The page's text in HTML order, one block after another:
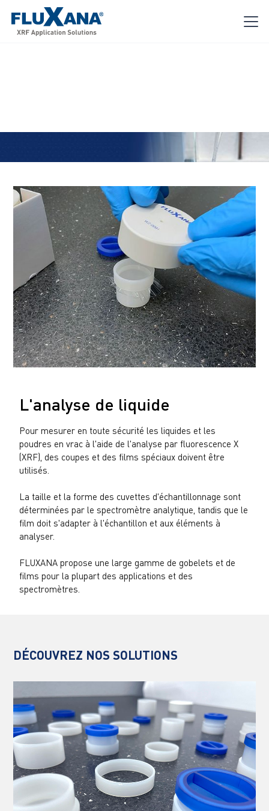
L'analyse de liquide
Pour mesurer en toute sécurité les liquides et les
poudres en vrac à l'aide de l'analyse par fluorescence X
(XRF), des coupes et des films spéciaux doivent être
utilisés.
La taille et la forme des cuvettes d'échantillonnage sont
déterminées par le spectromètre analytique, tandis que le
film doit s'adapter à l'échantillon et aux éléments à
analyser.
FLUXANA propose une large gamme de gobelets et de
films pour la plupart des applications et des
spectromètres.
DÉCOUVREZ NOS SOLUTIONS